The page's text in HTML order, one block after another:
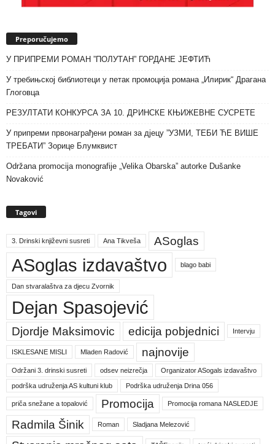
Preporučujemo
У ПРИПРЕМИ РОМАН ”ПОЛУТАН” ГОРДАНЕ ЈЕФТИЋ
У требињској библиотеци у петак промоција романа „Илирик“ Драгана
Глоговца
РЕЗУЛТАТИ КОНКУРСА ЗА 10. ДРИНСКЕ КЊИЖЕВНЕ СУСРЕТЕ
У припреми првонаграђени роман за дјецу ”УЗМИ, ТЕБИ ЋЕ ВИШЕ
ТРЕБАТИ” Зорице Блумквист
Održana promocija monografije „Velika Obarska” autorke Dušanke
Novaković
Tagovi
3. Drinski književni susreti Ana Tikveša ASoglas
ASoglas izdavaštvo blago babi
Dan stvaralaštva za djecu Zvornik
Dejan Spasojević
Djordje Maksimovic edicija pobjednici Intervju
ISKLESANE MISLI Mladen Radović najnovije
Održani 3. drinski susreti odsev neizrečja Organizator ASogals izdavaštvo
podrška udruženja AS kultuni klub Podrška udruženja Drina 056
priča snežane a topalović Promocija Promocija romana NASLEDJE
Radmila Šinik Roman Sladjana Melezović